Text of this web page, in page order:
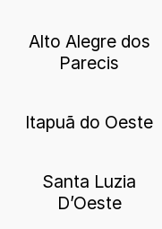
Alto Alegre dos
Parecis
Itapuã do Oeste
Santa Luzia
D’Oeste